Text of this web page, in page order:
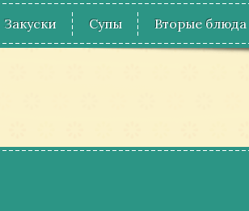
Закуски Супы Вторые блюда